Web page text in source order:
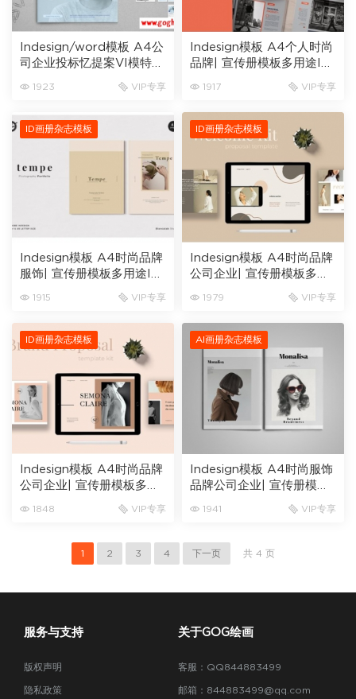
Indesign/word模板 A4公
司企业投标忆提案VI模特多
1923 VIP专享
Indesign模板 A4个人时尚
品牌| 宣传册模板多用途ID
1917 VIP专享
Indesign模板 A4时尚品牌
服饰| 宣传册模板多用途ID
ID画册杂志模板
1915 VIP专享
Indesign模板 A4时尚品牌
公司企业| 宣传册模板多用
途IPAD画册杂志模板24页
ID画册杂志模板
1979 VIP专享
Indesign模板 A4时尚品牌
公司企业| 宣传册模板多用
途IPAD画册杂志模板24页
ID画册杂志模板
1848 VIP专享
Indesign模板 A4时尚服饰
品牌公司企业| 宣传册模板
多用途VI手册画册杂志模板
AI画册杂志模板
1941 VIP专享
1 2 3 4 下一页 共 4 页
服务与支持
版权声明
隐私政策
关于GOG绘画
客服：QQ844883499
邮箱：844883499@qq.com